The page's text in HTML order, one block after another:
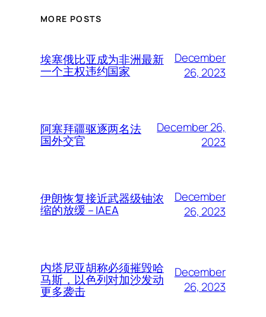
MORE POSTS
埃塞俄比亚成为非洲最新
一个主权违约国家
December
26, 2023
阿塞拜疆驱逐两名法
国外交官
December 26,
2023
伊朗恢复接近武器级铀浓
缩的放缓 – IAEA
December
26, 2023
内塔尼亚胡称必须摧毁哈
马斯，以色列对加沙发动
更多袭击
December
26, 2023